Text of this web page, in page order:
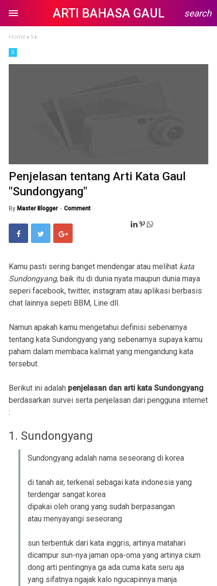
ARTI BAHASA GAUL search
Home › S›
S
Penjelasan tentang Arti Kata Gaul
"Sundongyang"
By Master Blogger Comment
Kamu pasti sering banget mendengar atau melihat kata
Sundongyang, baik itu di dunia nyata maupun dunia maya
seperi facebook, twitter, instagram atau aplikasi berbasis
chat lainnya sepeti BBM, Line dll.
Namun apakah kamu mengetahui definisi sebenarnya
tentang kata Sundongyang yang sebenarnya supaya kamu
paham dalam membaca kalimat yang mengandung kata
tersebut.
Berikut ini adalah penjelasan dan arti kata Sundongyang
berdasarkan survei serta penjelasan dari pengguna internet
:
1. Sundongyang
Sundongyang adalah nama seseorang di korea
di tanah air, terkenal sebagai kata indonesia yang
terdengar sangat korea
dipakai oleh orang yang sudah berpasangan
atau menyayangi seseorang
sun terbentuk dari kata inggris, artinya matahari
dicampur sun-nya jaman opa-oma yang artinya cium
dong arti pentingnya ga ada cuma kata seru aja
yang sifatnya ngajak kalo ngucapinnya manja.